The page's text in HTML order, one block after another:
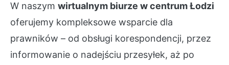
W naszym wirtualnym biurze w centrum Łodzi
oferujemy kompleksowe wsparcie dla
prawników – od obsługi korespondencji, przez
informowanie o nadejściu przesyłek, aż po